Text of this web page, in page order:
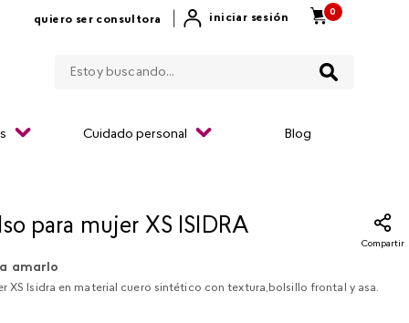
quiero ser consultora iniciar sesión
0
Cuidado personal Blog
para mujer XS ISIDRA
Compartir
amarlo
XS Isidra en material cuero sintético con textura,bolsillo frontal y asa.